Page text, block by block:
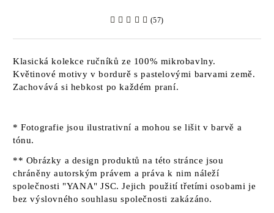
(57)
Klasická kolekce ručníků ze 100% mikrobavlny.
Květinové motivy v bordurě s pastelovými barvami země.
Zachovává si hebkost po každém praní.
* Fotografie jsou ilustrativní a mohou se lišit v barvě a
tónu.
** Obrázky a design produktů na této stránce jsou
chráněny autorským právem a práva k nim náleží
společnosti "YANA" JSC. Jejich použití třetími osobami je
bez výslovného souhlasu společnosti zakázáno.